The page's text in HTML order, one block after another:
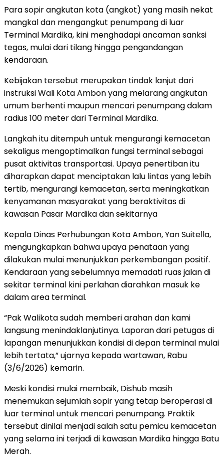
Para sopir angkutan kota (angkot) yang masih nekat
mangkal dan mengangkut penumpang di luar
Terminal Mardika, kini menghadapi ancaman sanksi
tegas, mulai dari tilang hingga pengandangan
kendaraan.
Kebijakan tersebut merupakan tindak lanjut dari
instruksi Wali Kota Ambon yang melarang angkutan
umum berhenti maupun mencari penumpang dalam
radius 100 meter dari Terminal Mardika.
Langkah itu ditempuh untuk mengurangi kemacetan
sekaligus mengoptimalkan fungsi terminal sebagai
pusat aktivitas transportasi. Upaya penertiban itu
diharapkan dapat menciptakan lalu lintas yang lebih
tertib, mengurangi kemacetan, serta meningkatkan
kenyamanan masyarakat yang beraktivitas di
kawasan Pasar Mardika dan sekitarnya
Kepala Dinas Perhubungan Kota Ambon, Yan Suitella,
mengungkapkan bahwa upaya penataan yang
dilakukan mulai menunjukkan perkembangan positif.
Kendaraan yang sebelumnya memadati ruas jalan di
sekitar terminal kini perlahan diarahkan masuk ke
dalam area terminal.
“Pak Walikota sudah memberi arahan dan kami
langsung menindaklanjutinya. Laporan dari petugas di
lapangan menunjukkan kondisi di depan terminal mulai
lebih tertata,” ujarnya kepada wartawan, Rabu
(3/6/2026) kemarin.
Meski kondisi mulai membaik, Dishub masih
menemukan sejumlah sopir yang tetap beroperasi di
luar terminal untuk mencari penumpang. Praktik
tersebut dinilai menjadi salah satu pemicu kemacetan
yang selama ini terjadi di kawasan Mardika hingga Batu
Merah.